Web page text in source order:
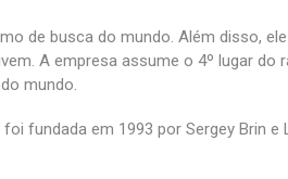
de busca do mundo. Além disso,
A empresa assume o 4º lugar do
mundo.
fundada em 1993 por Sergey Brin e